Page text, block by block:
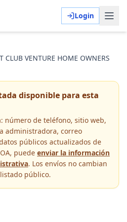
Login
CLUB VENTURE HOME OWNERS
disponible para esta
número de teléfono, sitio web,
administradora, correo
públicos actualizados de
puede enviar la información
. Los envíos no cambian
público.